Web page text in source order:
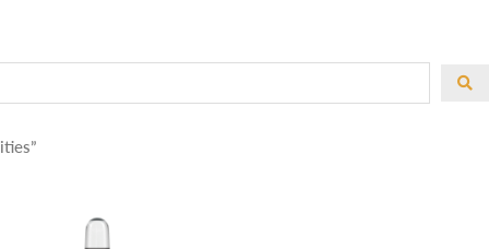
te zoeken. En heb je advies nodig? Of heb je
Laat het me weten!